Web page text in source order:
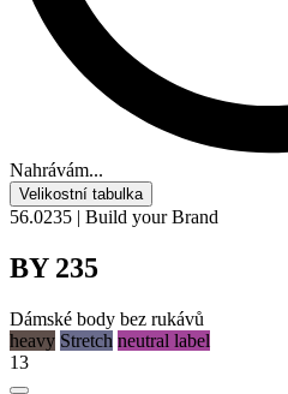
Nahrávám...
Velikostní tabulka
56.0235 | Build your Brand
BY 235
Dámské body bez rukávů
heavy Stretch neutral label
13